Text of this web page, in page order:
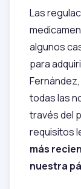
Las
algunos
para
todas las
través del
requisitos
más
nuestra